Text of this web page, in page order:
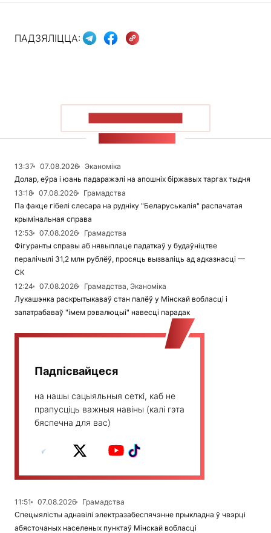
ПАДЗЯЛІЦЦА:
13:37 07.08.2026
Эканоміка
Долар, еўра і юань падаражэлі на апошніх біржавых таргах тыдня
13:18
07.08.2026
Грамадства
Па факце гібелі слесара на рудніку "Беларуськалія" распачатая
крымінальная справа
12:53
07.08.2026
Грамадства
Фігуранты справы аб нявыплаце падаткаў у будаўніцтве
пералічылі 31,2 млн рублёў, просяць вызваліць ад адказнасці —
СК
12:24
07.08.2026
Грамадства, Эканоміка
Лукашэнка раскрытыкаваў стан палёў у Мінскай вобласці і
запатрабаваў "імем рэвалюцыі" навесці парадак
Падпісвайцеся
на нашы сацыяльныя сеткі, каб не
прапусціць важныя навіны (калі гэта
бяспечна для вас)
11:51 07.08.2026
Грамадства
Спецыялісты аднавілі электразабеспячэнне прыкладна ў чвэрці
абясточаных населеных пунктаў Мінскай вобласці